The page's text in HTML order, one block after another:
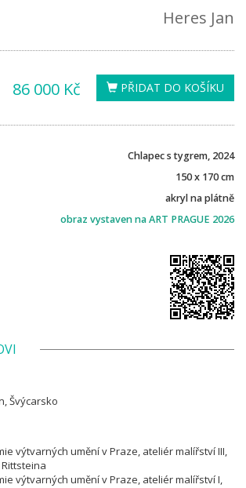
Heres Jan
PŘIDAT DO KOŠÍKU
86 000 Kč
Chlapec s tygrem, 2024
150 x 170 cm
akryl na plátně
obraz vystaven na ART PRAGUE 2026
Švýcarsko
výtvarných umění v Praze, ateliér malířství III,
výtvarných umění v Praze, ateliér malířství I,